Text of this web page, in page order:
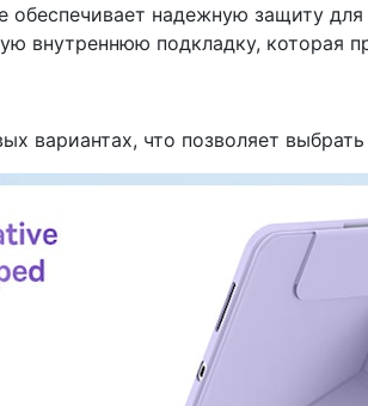
обеспечивает надежную защиту
внутреннюю подкладку, которая
вариантах, что позволяет